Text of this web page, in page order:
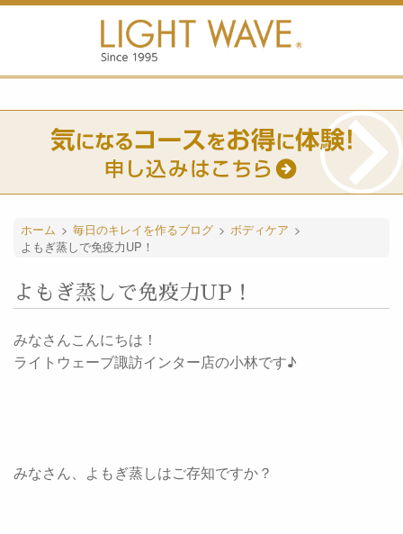
ホーム > 毎日のキレイを作るブログ > ボディケア >
よもぎ蒸しで免疫力UP！
よもぎ蒸しで免疫力UP！
みなさんこんにちは！
ライトウェーブ諏訪インター店の小林です♪
みなさん、よもぎ蒸しはご存知ですか？